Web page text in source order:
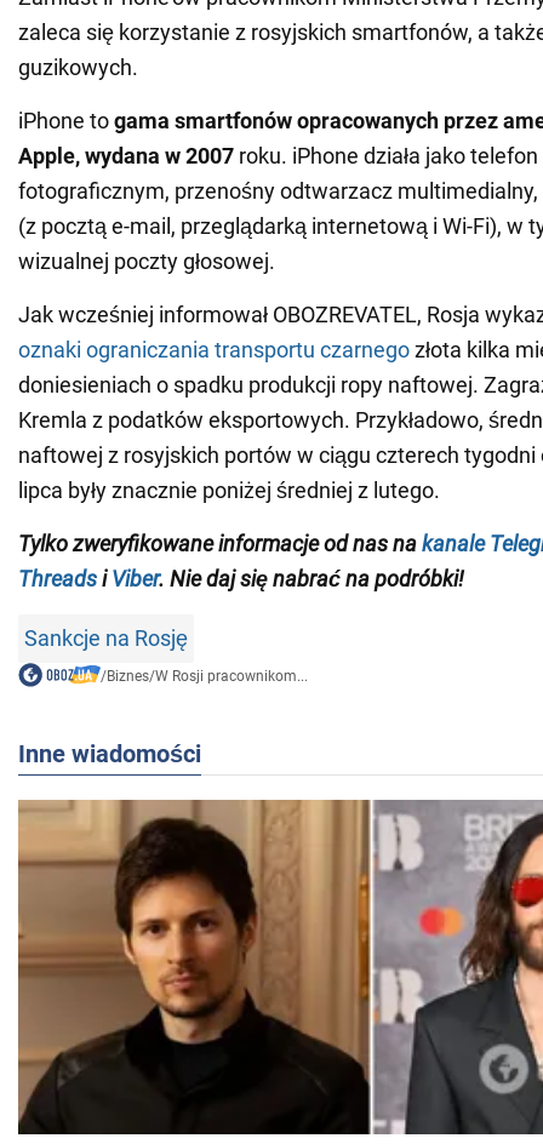
zaleca się korzystanie z rosyjskich smartfonów, a
guzikowych.
iPhone togama smartfonów opracowanych przez
Apple, wydana w 2007 roku. iPhone działa jako
fotograficznym, przenośny odtwarzacz
(z pocztą e-mail, przeglądarką internetową i Wi-Fi), w
wizualnej poczty głosowej.
Jak wcześniej informował OBOZREVATEL, Rosja
oznaki ograniczania transportu czarnegozłota kilka
doniesieniach o spadku produkcji ropy naftowej.
Kremla z podatków eksportowych. Przykładowo,
naftowej z rosyjskich portów w ciągu czterech tygodni
lipca były znacznie poniżej średniej z lutego.
Tylko zweryfikowane informacje od nas nakanale
ThreadsiViber. Nie daj się nabrać na podróbki!
Sankcje na Rosję
/Biznes/W Rosji pracownikom...
Inne wiadomości